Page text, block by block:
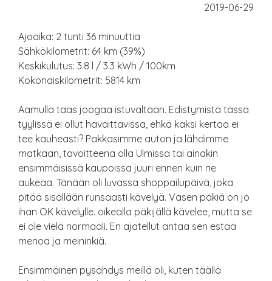
2019-06-29
Ajoaika: 2 tunti 36 minuuttia
Sähkökilometrit: 64 km (39%)
Keskikulutus: 3.8 l / 3.3 kWh / 100km
Kokonaiskilometrit: 5814 km
Aamulla taas joogaa istuvaltaan. Edistymistä tässä
tyylissä ei ollut havaittavissa, ehkä kaksi kertaa ei
tee kauheasti? Pakkasimme auton ja lähdimme
matkaan, tavoitteena olla Ulmissa tai ainakin
ensimmäisissä kaupoissa juuri ennen kuin ne
aukeaa. Tänään oli luvassa shoppailupäivä, joka
pitää sisällään runsaasti kävelyä. Vasen päkiä on jo
ihan OK kävelylle. oikealla päkijällä kävelee, mutta se
ei ole vielä normaali. En ajatellut antaa sen estää
menoa ja meininkiä.
Ensimmäinen pysähdys meillä oli, kuten täällä